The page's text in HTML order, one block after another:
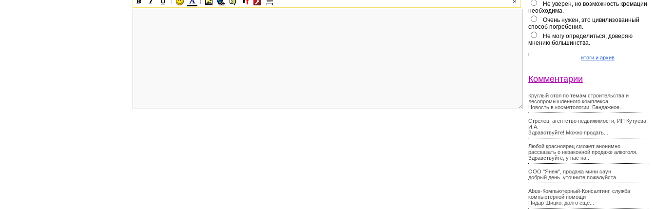
Не уверен, но возможность кремации
необходима.
Очень нужен, это цивилизованный
способ погребения.
Не могу определиться, доверяю
мнению большинства.
итоги и архив
Комментарии
Круглый стол по темам строительства и
лесопромышленного комплекса
Новость в косметологии. Бандажное...
Стрелец, агентство недвижимости, ИП Кутуева
И.А.
Здравствуйте! Можно продать...
Любой красноярец сможет анонимно
рассказать о незаконной продаже алкоголя.
Здравствуйте, у нас на...
ООО "Янеж", продажа мини саун
добрый день. уточните пожалуйста...
Abus-Компьютерный-Консалтинг, служба
компьютерной помощи
Пидар Шицко, долго еще...